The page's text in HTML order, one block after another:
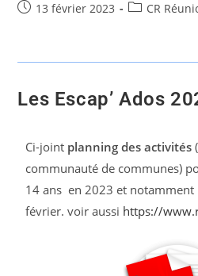
13 février 2023 CR
Les Escap’ Ados
Ci-joint planning des activités
communauté de communes)
14 ans en 2023 et notamment
février. voir aussi https://